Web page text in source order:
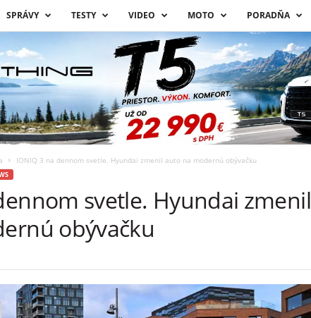
SPRÁVY TESTY VIDEO MOTO PORADŇA
IONIQ 3 na dennom svetle. Hyundai zmenil auto na modernú obývačku
svetle. Hyundai zmenil
obývačku